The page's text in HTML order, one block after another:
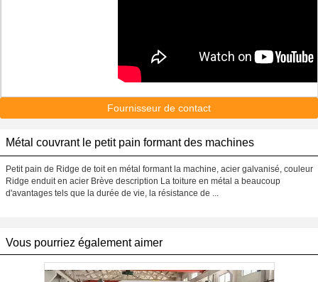
Fournisseur de contact
Métal couvrant le petit pain formant des machines
Petit pain de Ridge de toit en métal formant la machine, acier galvanisé, couleur
Ridge enduit en acier Brève description La toiture en métal a beaucoup
d'avantages tels que la durée de vie, la résistance de ...
Vous pourriez également aimer